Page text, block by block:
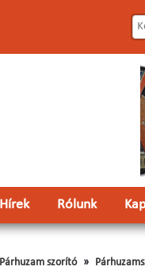
Hírek Rólunk
Párhuzam szorító